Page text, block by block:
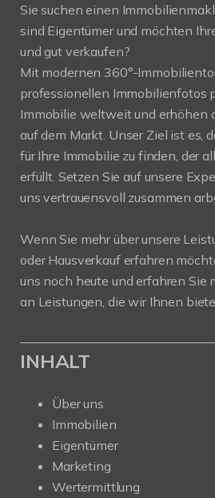
Sie suchen einen
sind Eigentümer und möchten
und gut verkaufen?
Mit modernen 360°-
professionellen Immobilienfotos
Immobilie weltweit und erhöhen
auf dem Markt. Unser Ziel ist es,
für Ihre Immobilie zu finden, der
erfüllt. Setzen Sie auf unsere
uns vertrauensvoll zusammen
Wenn Sie mehr über unsere
oder Hausverkauf erfahren
uns noch heute und erfahren Sie
an Leistungen, die wir Ihnen
INHALT
Über uns
Immobilien
Eigentümer
Marketing
Wertermittlung